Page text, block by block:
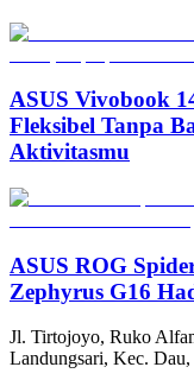
ASUS Vivobook
Fleksibel Tanpa
Aktivitasmu
ASUS ROG
Zephyrus G16
Jl. Tirtojoyo, Ruko
Landungsari, Kec.